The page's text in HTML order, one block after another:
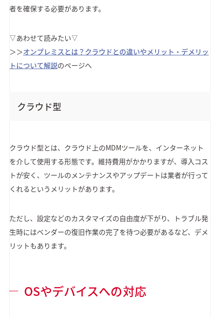
者を確保する必要があります。
▽あわせて読みたい▽
＞＞オンプレミスとは？クラウドとの違いやメリット・デメリッ
トについて解説のページへ
クラウド型
クラウド型とは、クラウド上のMDMツールを、インターネット
を介して使用する形態です。維持費用がかかりますが、導入コス
トが安く、ツールのメンテナンスやアップデートは業者が行って
くれるというメリットがあります。
ただし、設定などのカスタマイズの自由度が下がり、トラブル発
生時にはベンダーの復旧作業の完了を待つ必要があるなど、デメ
リットもあります。
OSやデバイスへの対応